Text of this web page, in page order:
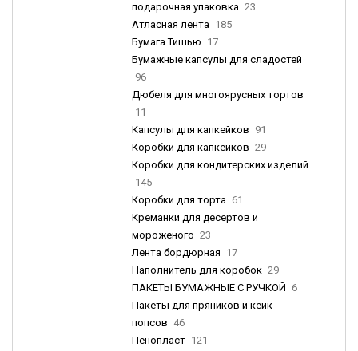
подарочная упаковка 23
Атласная лента 185
Бумага Тишью 17
Бумажные капсулы для сладостей
96
Дюбеля для многоярусных тортов
11
Капсулы для капкейков 91
Коробки для капкейков 29
Коробки для кондитерских изделий
145
Коробки для торта 61
Креманки для десертов и
мороженого 23
Лента бордюрная 17
Наполнитель для коробок 29
ПАКЕТЫ БУМАЖНЫЕ С РУЧКОЙ 6
Пакеты для пряников и кейк
попсов 46
Пенопласт 121